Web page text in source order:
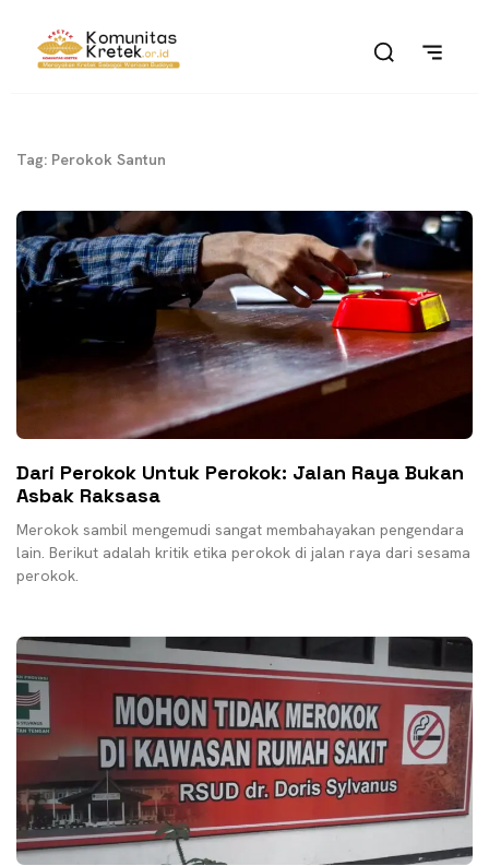
Tag: Perokok Santun
Dari Perokok Untuk Perokok: Jalan Raya Bukan
Asbak Raksasa
Merokok sambil mengemudi sangat membahayakan pengendara
lain. Berikut adalah kritik etika perokok di jalan raya dari sesama
perokok.